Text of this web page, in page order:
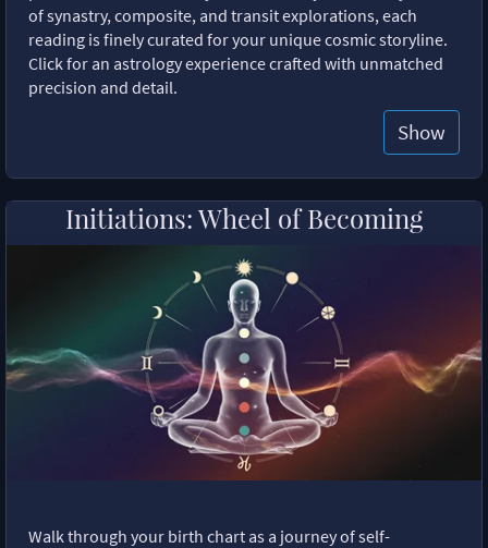
of synastry, composite, and transit explorations, each
reading is finely curated for your unique cosmic storyline.
Click for an astrology experience crafted with unmatched
precision and detail.
Show
Initiations: Wheel of Becoming
Walk through your birth chart as a journey of self-